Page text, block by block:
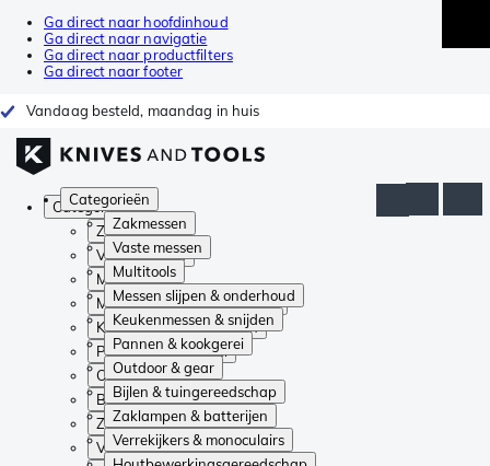
Ga direct naar hoofdinhoud
Ga direct naar navigatie
Ga direct naar productfilters
Ga direct naar footer
Vandaag besteld, maandag in huis
Categorieën
Zakmessen
Vaste messen
Multitools
Messen slijpen & onderhoud
Keukenmessen & snijden
Pannen & kookgerei
Outdoor & gear
Bijlen & tuingereedschap
Zaklampen & batterijen
Verrekijkers & monoculairs
Categorieën
Zakmessen
Vaste messen
Multitools
Messen slijpen & onderhoud
Keukenmessen & snijden
Pannen & kookgerei
Outdoor & gear
Bijlen & tuingereedschap
Zaklampen & batterijen
Verrekijkers & monoculairs